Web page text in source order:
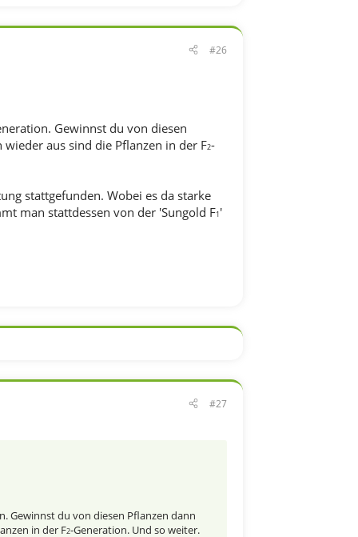
#26
Gewinnst du von diesen
wieder aus sind die Pflanzen in der F2-
stattgefunden. Wobei es da starke
man stattdessen von der 'Sungold F1'
#27
Gewinnst du von diesen Pflanzen dann
in der F2-Generation. Und so weiter.